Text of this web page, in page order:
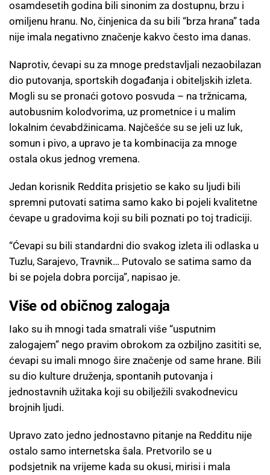
osamdesetih godina bili sinonim za dostupnu, brzu i
omiljenu hranu. No, činjenica da su bili “brza hrana” tada
nije imala negativno značenje kakvo često ima danas.
Naprotiv, ćevapi su za mnoge predstavljali nezaobilazan
dio putovanja, sportskih događanja i obiteljskih izleta.
Mogli su se pronaći gotovo posvuda – na tržnicama,
autobusnim kolodvorima, uz prometnice i u malim
lokalnim ćevabdžinicama. Najčešće su se jeli uz luk,
somun i pivo, a upravo je ta kombinacija za mnoge
ostala okus jednog vremena.
Jedan korisnik Reddita prisjetio se kako su ljudi bili
spremni putovati satima samo kako bi pojeli kvalitetne
ćevape u gradovima koji su bili poznati po toj tradiciji.
“Ćevapi su bili standardni dio svakog izleta ili odlaska u
Tuzlu, Sarajevo, Travnik… Putovalo se satima samo da
bi se pojela dobra porcija”, napisao je.
Više od običnog zalogaja
Iako su ih mnogi tada smatrali više “usputnim
zalogajem” nego pravim obrokom za ozbiljno zasititi se,
ćevapi su imali mnogo šire značenje od same hrane. Bili
su dio kulture druženja, spontanih putovanja i
jednostavnih užitaka koji su obilježili svakodnevicu
brojnih ljudi.
Upravo zato jedno jednostavno pitanje na Redditu nije
ostalo samo internetska šala. Pretvorilo se u
podsjetnik na vrijeme kada su okusi, mirisi i mala